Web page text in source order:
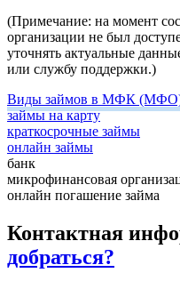
(Примечание: на момент
организации не был
уточнять актуальные
или службу поддержки.)
Виды займов в МФК (МФО)
займы на карту
краткосрочные займы
онлайн займы
банк
микрофинансовая
онлайн погашение займа
Контактная
добраться?